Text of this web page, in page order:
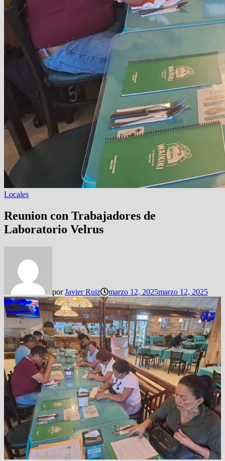
Locales
Reunion con Trabajadores de
Laboratorio Velrus
porJavier Ruiz marzo 12, 2025marzo 12, 2025